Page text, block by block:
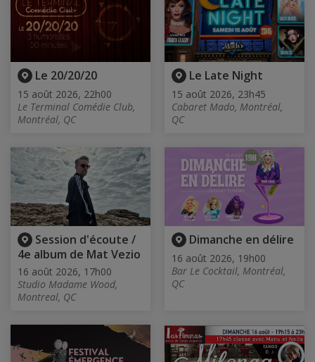
Le 20/20/20
15 août 2026, 22h00
Le Terminal Comédie Club,
Montréal, QC
Le Late Night
15 août 2026, 23h45
Cabaret Mado, Montréal,
QC
Session d'écoute /
4e album de Mat Vezio
16 août 2026, 17h00
Studio Madame Wood,
Montreal, QC
Dimanche en délire
16 août 2026, 19h00
Bar Le Cocktail, Montréal,
QC